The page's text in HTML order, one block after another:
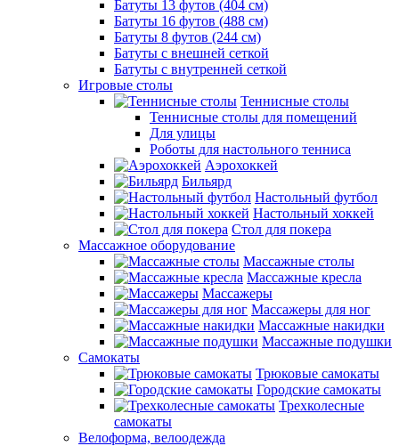
Батуты 13 футов (404 см)
Батуты 16 футов (488 см)
Батуты 8 футов (244 см)
Батуты с внешней сеткой
Батуты с внутренней сеткой
Игровые столы
Теннисные столы
Теннисные столы для помещений
Для улицы
Роботы для настольного тенниса
Аэрохоккей
Бильярд
Настольный футбол
Настольный хоккей
Стол для покера
Массажное оборудование
Массажные столы
Массажные кресла
Массажеры
Массажеры для ног
Массажные накидки
Массажные подушки
Самокаты
Трюковые самокаты
Городские самокаты
Трехколесные
самокаты
Велоформа, велоодежда